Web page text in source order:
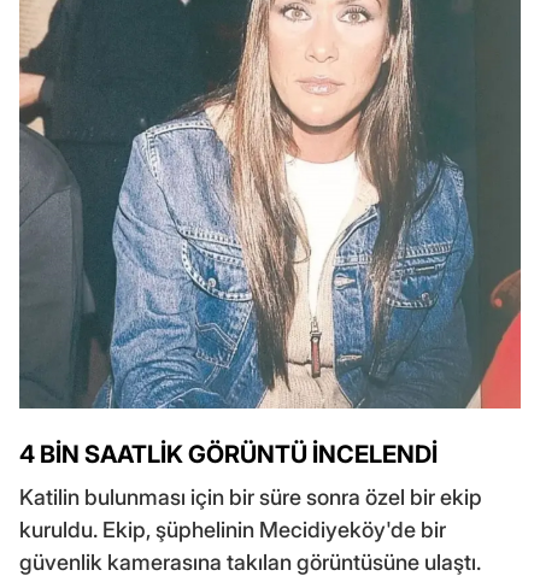
4 BİN SAATLİK GÖRÜNTÜ İNCELENDİ
Katilin bulunması için bir süre sonra özel bir ekip
kuruldu. Ekip, şüphelinin Mecidiyeköy'de bir
güvenlik kamerasına takılan görüntüsüne ulaştı.